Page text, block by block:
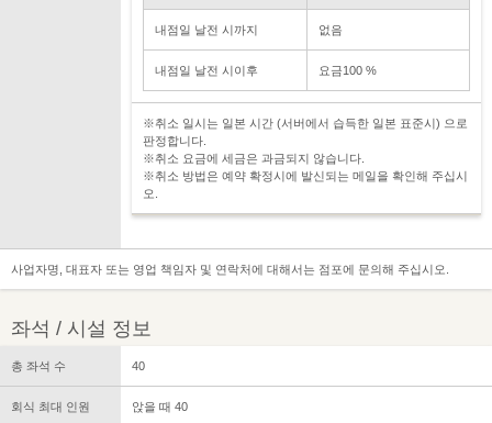
내점일 날전 시까지 없음
내점일 날전 시이후 요금100 %
※취소 일시는 일본 시간 (서버에서 습득한 일본 표준시) 으로
판정합니다.
※취소 요금에 세금은 과금되지 않습니다.
※취소 방법은 예약 확정시에 발신되는 메일을 확인해 주십시
오.
사업자명, 대표자 또는 영업 책임자 및 연락처에 대해서는 점포에 문의해 주십시오.
좌석 / 시설 정보
총 좌석 수 40
회식 최대 인원 앉을 때 40